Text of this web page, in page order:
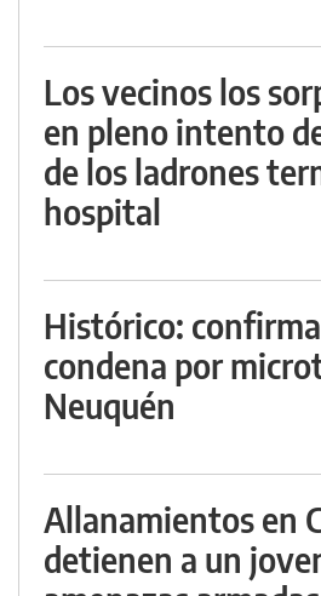
Los vecinos los
en pleno intento
de los ladrones
hospital
Histórico:
condena por
Neuquén
Allanamientos en
detienen a un